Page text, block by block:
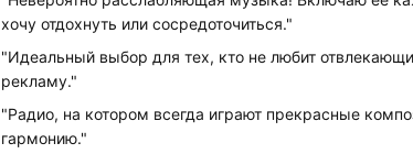
хочу отдохнуть или сосредоточиться."
"Идеальный выбор для тех, кто не любит
рекламу."
"Радио, на котором всегда играют прекрасные
гармонию."